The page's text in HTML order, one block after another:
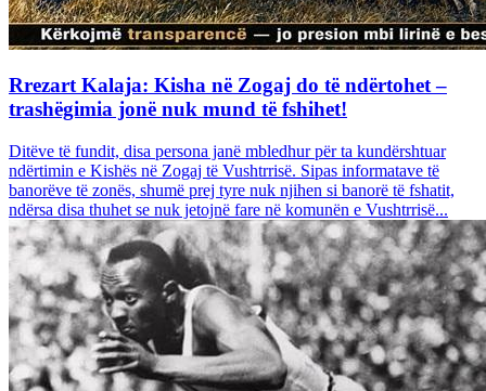
Rrezart Kalaja: Kisha në Zogaj do të ndërtohet –
trashëgimia jonë nuk mund të fshihet!
Ditëve të fundit, disa persona janë mbledhur për ta kundërshtuar
ndërtimin e Kishës në Zogaj të Vushtrrisë. Sipas informatave të
banorëve të zonës, shumë prej tyre nuk njihen si banorë të fshatit,
ndërsa disa thuhet se nuk jetojnë fare në komunën e Vushtrrisë...